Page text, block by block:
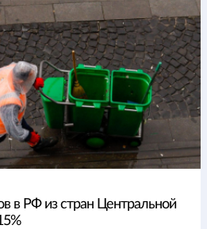
в РФ из стран Центральной